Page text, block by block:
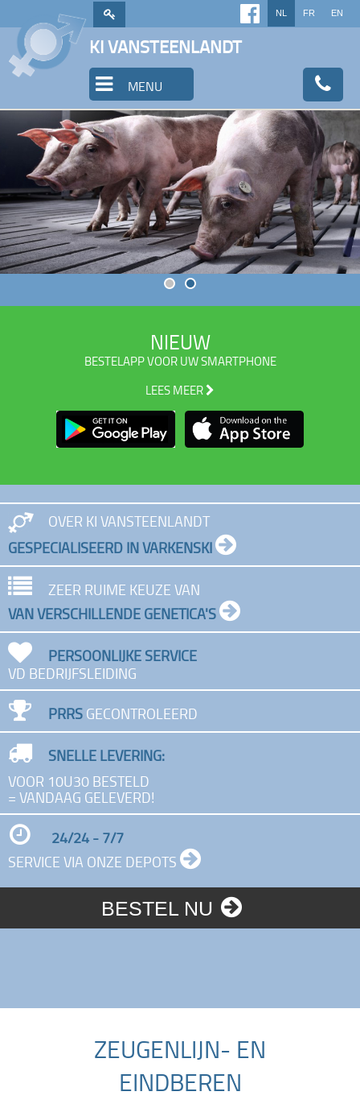
NL FR EN
KI VANSTEENLANDT
MENU
NIEUW
BESTELAPP VOOR UW SMARTPHONE
LEES MEER
OVER KI VANSTEENLANDT
GESPECIALISEERD IN VARKENSKI
ZEER RUIME KEUZE VAN
VAN VERSCHILLENDE GENETICA'S
PERSOONLIJKE SERVICE
VD BEDRIJFSLEIDING
PRRS GECONTROLEERD
SNELLE LEVERING:
VOOR 10U30 BESTELD
= VANDAAG GELEVERD!
24/24 - 7/7
SERVICE VIA ONZE DEPOTS
BESTEL NU
ZEUGENLIJN- EN
EINDBEREN